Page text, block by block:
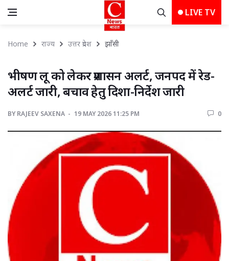
LIVE TV
Home राज्य उत्तर प्रदेश झाँसी
भीषण लू को लेकर प्रशासन अलर्ट, जनपद में रेड-
अलर्ट जारी, बचाव हेतु दिशा-निर्देश जारी
BY RAJEEV SAXENA 19 MAY 2026 11:25 PM 0